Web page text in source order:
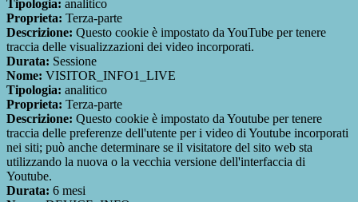
Tipologia: analitico
Proprieta: Terza-parte
Descrizione: Questo cookie è impostato da YouTube per tenere
traccia delle visualizzazioni dei video incorporati.
Durata: Sessione
Nome: VISITOR_INFO1_LIVE
Tipologia: analitico
Proprieta: Terza-parte
Descrizione: Questo cookie è impostato da Youtube per tenere
traccia delle preferenze dell'utente per i video di Youtube incorporati
nei siti; può anche determinare se il visitatore del sito web sta
utilizzando la nuova o la vecchia versione dell'interfaccia di
Youtube.
Durata: 6 mesi